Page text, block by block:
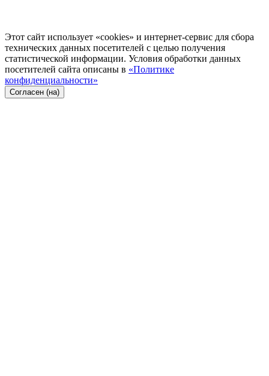
Этот сайт использует «cookies» и интернет-сервис для сбора
технических данных посетителей с целью получения
статистической информации. Условия обработки данных
посетителей сайта описаны в «Политике
конфиденциальности»
Согласен (на)